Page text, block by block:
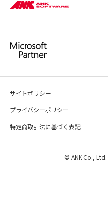
サイトポリシー
プライバシーポリシー
特定商取引法に基づく表記
© ANK Co., Ltd.